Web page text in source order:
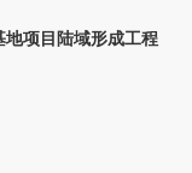
项目陆域形成工程